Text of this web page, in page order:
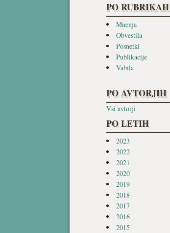
PO RUBRIKAH
Mnenja
Obvestila
Posnetki
Publikacije
Vabila
PO AVTORJIH
Vsi avtorji
PO LETIH
2023
2022
2021
2020
2019
2018
2017
2016
2015